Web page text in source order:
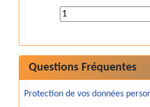
Questions Fréquentes
Protection de vos données